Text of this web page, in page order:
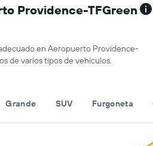
Providence-TFGreen
en Aeropuerto Providence-
de varios tipos de vehículos.
Grande SUV Furgoneta